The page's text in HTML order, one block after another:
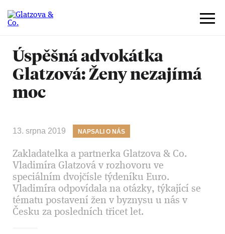
Úspěšná advokátka
Glatzová: Ženy nezajímá
moc
13. srpna 2019 NAPSALI O NÁS
Zakladatelka a partnerka Glatzova & Co.
Vladimíra Glatzová v rozhovoru ve
speciálním dvojčísle týdeníku Euro.
Vladimíra odpovídala na otázky, týkající se
tématu postavení žen v byznysu u nás v
Česku za posledních třicet let.